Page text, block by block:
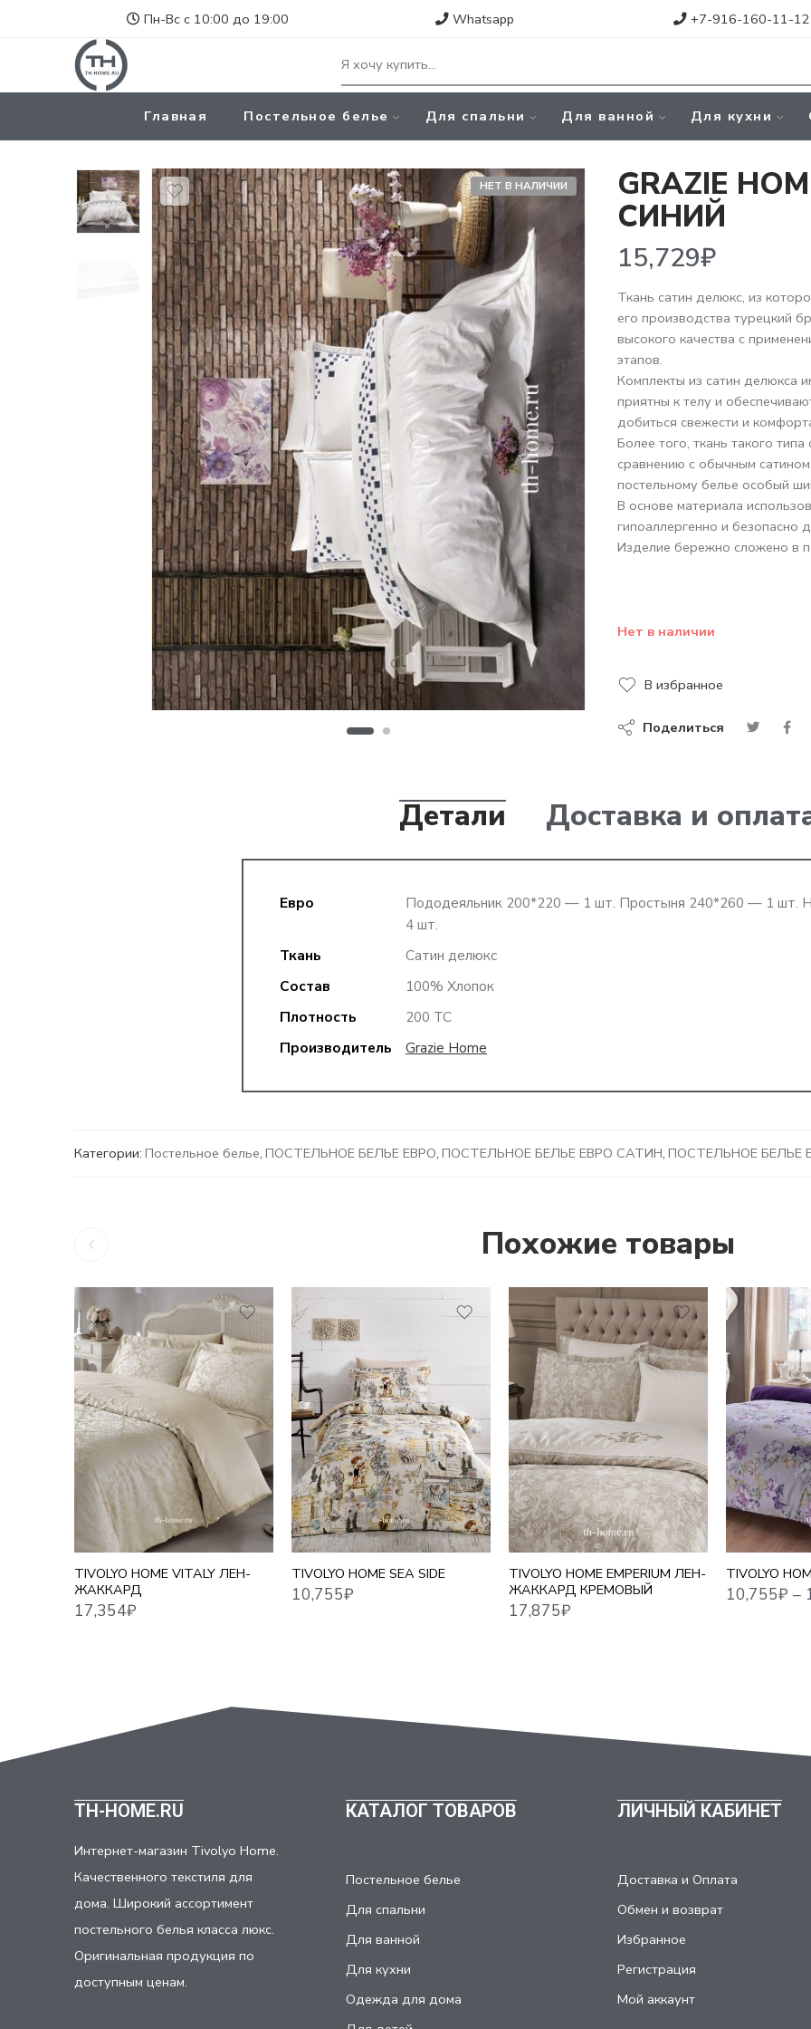
Пн-Вс с 10:00 до 19:00 Whatsapp +7-916-160-11-12
Главная Постельное белье Для спальни Для ванной Для кухни
НЕТ В НАЛИЧИИ GRAZIE
СИНИЙ
15,729₽
Ткань сатин делюкс, из
его производства турецкий
высокого качества с
этапов.
Комплекты из сатин делюкса
приятны к телу и
добиться свежести и
Более того, ткань такого
сравнению с обычным
постельному белье особый
В основе материала
гипоаллергенно и безопасно
Изделие бережно сложено в
Нет в наличии
В избранное
Поделиться
Детали Доставка и
Евро
Пододеяльник 200*220 — 1 шт. Простыня 240*260 — 1 шт.
4 шт.
Ткань
Сатин делюкс
Состав
100% Хлопок
Плотность
200 ТС
Производитель
Grazie Home
Категории: Постельное белье, ПОСТЕЛЬНОЕ БЕЛЬЕ ЕВРО, ПОСТЕЛЬНОЕ БЕЛЬЕ ЕВРО САТИН, ПОСТЕЛЬНОЕ
Похожие товары
TIVOLYO HOME VITALY ЛЕН-
ЖАККАРД
17,354 ₽
TIVOLYO HOME SEA SIDE
10,755₽
TIVOLYO HOME EMPERIUM ЛЕН-
ЖАККАРД КРЕМОВЫЙ
17,875₽
TIVOLYO
–17,716₽
1,5
ЕВРО
ЕВРО MAXI
СЕМЕЙНЫЙ
TH-HOME.RU
Интернет-магазин Tivolyo Home.
Качественного текстиля для
дома. Широкий ассортимент
постельного белья класса люкс.
Оригинальная продукция по
доступным ценам.
КАТАЛОГ ТОВАРОВ
Постельное белье
Для спальни
Для ванной
Для кухни
Одежда для дома
ЛИЧНЫЙ КАБИНЕТ
Доставка и Оплата
Обмен и возврат
Избранное
Регистрация
Мой аккаунт